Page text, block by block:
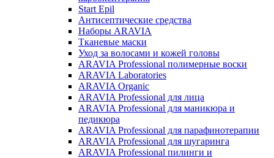
Start Epil
Антисептические средства
Наборы ARAVIA
Тканевые маски
Уход за волосами и кожей головы
ARAVIA Professional полимерные воски
ARAVIA Laboratories
ARAVIA Organic
ARAVIA Professional для лица
ARAVIA Professional для маникюра и
педикюра
ARAVIA Professional для парафинотерапии
ARAVIA Professional для шугаринга
ARAVIA Professional пилинги и